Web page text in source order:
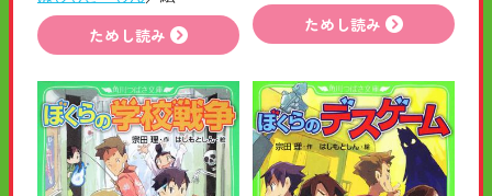
ためし読み ためし読み